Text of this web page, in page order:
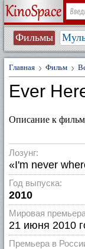
Фильмы
Главная Фильм
Ever
Описание к
Лозунг:
«I'm never
Год выпуска:
2010
Мировая
21 июня 2010
Премьера в